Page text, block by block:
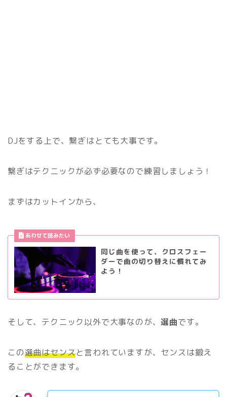
DJをする上で、繋ぎはとても大事です。
繋ぎはテクニックが必ず必要なので練習しましょう！
まずはカットインから、
同じ曲を使って、クロスフェー
ダーで曲の切り替えに慣れてみ
よう！
そして、テクニック以外で大事なのが、選曲です。
この選曲はセンスと言われていますが、センスは鍛え
ることができます。